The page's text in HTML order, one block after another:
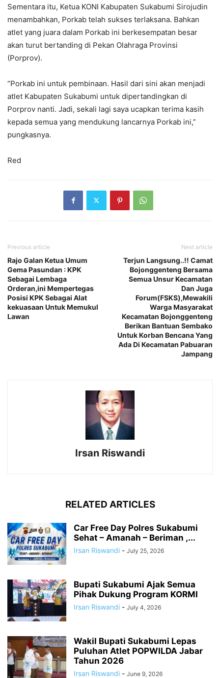
Sementara itu, Ketua KONI Kabupaten Sukabumi Sirojudin
menambahkan, Porkab telah sukses terlaksana. Bahkan
atlet yang juara dalam Porkab ini berkesempatan besar
akan turut bertanding di Pekan Olahraga Provinsi
(Porprov).
“Porkab ini untuk pembinaan. Hasil dari sini akan menjadi
atlet Kabupaten Sukabumi untuk dipertandingkan di
Porprov nanti. Jadi, sekali lagi saya ucapkan terima kasih
kepada semua yang mendukung lancarnya Porkab ini,”
pungkasnya.
Red
Previous article
Rajo Galan Ketua Umum
Gema Pasundan : KPK
Sebagai Lembaga
Orderan,ini Mempertegas
Posisi KPK Sebagai Alat
kekuasaan Untuk Memukul
Lawan
Next article
Terjun Langsung..!! Camat
Bojonggenteng Bersama
Semua Unsur Kecamatan
Dan Juga
Forum(FSKS),Mewakili
Warga Masyarakat
Kecamatan Bojonggenteng
Berikan Bantuan Sembako
Untuk Korban Bencana Yang
Ada Di Kecamatan Pabuaran
Jampang
Irsan Riswandi
RELATED ARTICLES
Car Free Day Polres Sukabumi
Sehat – Amanah – Beriman ,...
Irsan Riswandi - July 25, 2026
Bupati Sukabumi Ajak Semua
Pihak Dukung Program KORMI
Irsan Riswandi - July 4, 2026
Wakil Bupati Sukabumi Lepas
Puluhan Atlet POPWILDA Jabar
Tahun 2026
Irsan Riswandi - June 9, 2026